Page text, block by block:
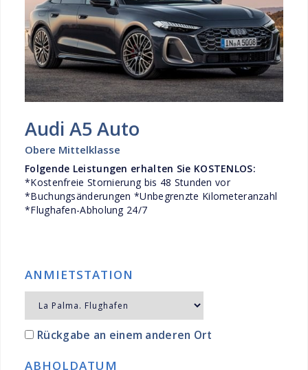
Audi A5 Auto
Obere Mittelklasse
Folgende Leistungen erhalten Sie KOSTENLOS:
*Kostenfreie Stornierung bis 48 Stunden vor
*Buchungsänderungen *Unbegrenzte Kilometeranzahl
*Flughafen-Abholung 24/7
ANMIETSTATION
Rückgabe an einem anderen Ort
ABHOLDATUM